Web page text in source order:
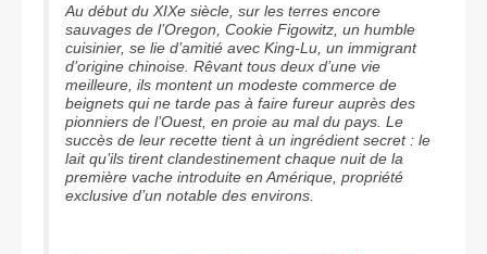
Au début du XIXe siècle, sur les terres encore
sauvages de l’Oregon, Cookie Figowitz, un humble
cuisinier, se lie d’amitié avec King-Lu, un immigrant
d’origine chinoise. Rêvant tous deux d’une vie
meilleure, ils montent un modeste commerce de
beignets qui ne tarde pas à faire fureur auprès des
pionniers de l’Ouest, en proie au mal du pays. Le
succès de leur recette tient à un ingrédient secret : le
lait qu’ils tirent clandestinement chaque nuit de la
première vache introduite en Amérique, propriété
exclusive d’un notable des environs.